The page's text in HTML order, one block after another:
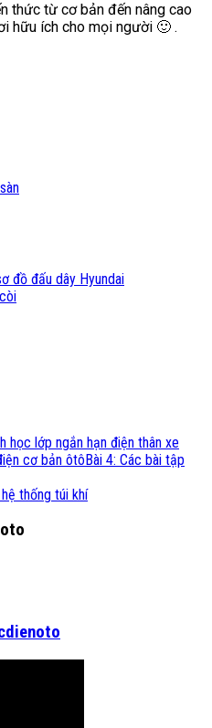
thức từ cơ bản đến nâng cao
hữu ích cho mọi người 🙂 .
đồ đấu dây Hyundai
học lớp ngắn hạn điện thân xe
Bài 4: Các bài tập
thống túi khí